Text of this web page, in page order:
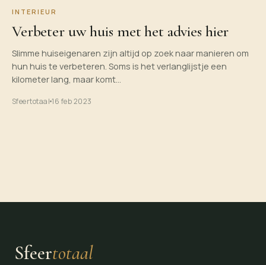
INTERIEUR
Verbeter uw huis met het advies hier
Slimme huiseigenaren zijn altijd op zoek naar manieren om
hun huis te verbeteren. Soms is het verlanglijstje een
kilometer lang, maar komt…
Sfeertotaal16 feb 2023
Sfeertotaal